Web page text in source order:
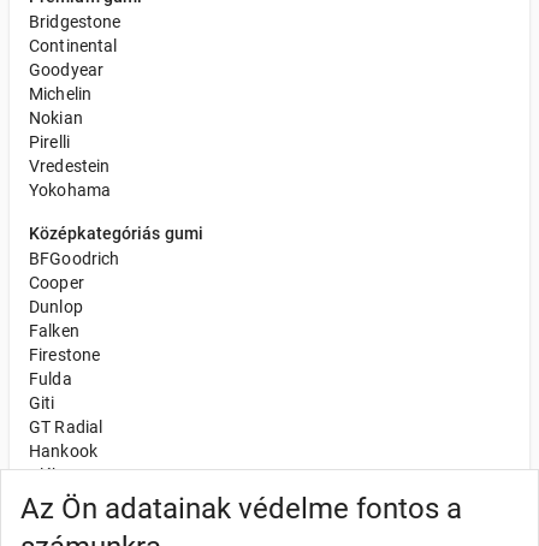
Az Ön adatainak védelme fontos a
Bridgestone
Continental
Goodyear
Michelin
Nokian
Pirelli
Vredestein
Yokohama
Középkategóriás gumi
BFGoodrich
Cooper
Dunlop
Falken
Firestone
Fulda
Giti
GT Radial
Hankook
Kléber
Kumho
Nexen